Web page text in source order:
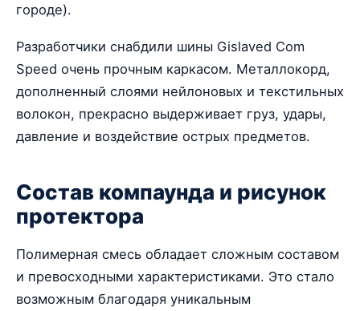
городе).
Разработчики снабдили шины Gislaved Com
Speed очень прочным каркасом. Металлокорд,
дополненный слоями нейлоновых и текстильных
волокон, прекрасно выдерживает груз, удары,
давление и воздействие острых предметов.
Состав компаунда и рисунок
протектора
Полимерная смесь обладает сложным составом
и превосходными характеристиками. Это стало
возможным благодаря уникальным